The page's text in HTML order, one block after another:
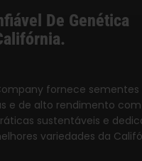
De Genética
fornece sementes
e de alto rendimento com
sustentáveis e
variedades da